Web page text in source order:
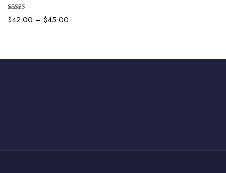
Bewertet mit
4.67
$42.00 – $45.00